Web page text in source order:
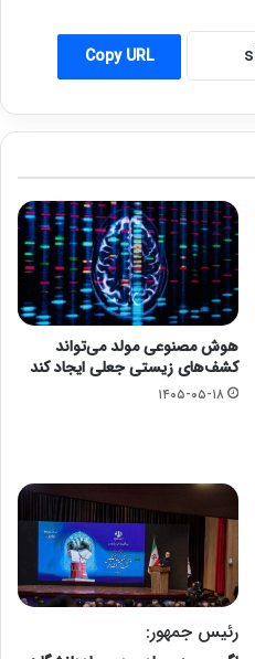
Copy URL
هوش مصنوعی مولد می‌تواند
کشف‌های زیستی جعلی ایجاد کند
۱۴۰۵-۰۵-۱۸
رئیس جمهور: